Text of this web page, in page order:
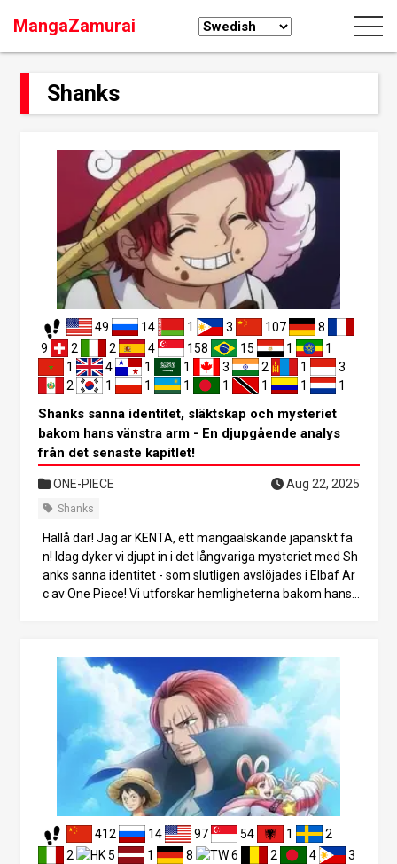
MangaZamurai
Shanks
49 14 1 3 107
8
9
2 2 4 158 15 1
1
1
4 1 1 3 2 1
3
2
1 1 1 1 1 1 1
Shanks sanna identitet, släktskap och mysteriet
bakom hans vänstra arm - En djupgående analys
från det senaste kapitlet!
ONE-PIECE Aug 22, 2025
Shanks
Hallå där! Jag är KENTA, ett mangaälskande japanskt fa
n! Idag dyker vi djupt in i det långvariga mysteriet med Sh
anks sanna identitet - som slutligen avslöjades i Elbaf Ar
c av One Piece! Vi utforskar hemligheterna bakom hans
r det hela, baserat på det senaste kapitlet! 1. Är Shanks e
n celestial drake?! Sanningen om familjen Figarland En a
v de största chockerna är bekräftelsen på att Shanks är
medlem av Celestial Dragon-släktet - Figarland-familjen.
Antydningar från Film Red, tidigare förskuggning och de
n senaste utvecklingen i Elbaf-arket har stärkt detta fakt
um. Shanks fullständiga namn avslöjas vara “Figarland S
hanks”. När hans äldre bror Shamrock dyker upp bekräft
as det att deras far är Saint Figarland Garling. Garling är i
nte bara ledare för de heliga riddarna, utan föreslås ocks
å vara på väg att bli medlem av de fem äldste. Detta plac
412 14 97 54 1
2
2
5 1 8 6 2 4
3